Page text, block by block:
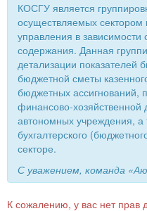
КОСГУ является
осуществляемых сектором
управления в зависимости
содержания. Данная
детализации показателей
бюджетной сметы
бюджетных ассигнований,
финансово-хозяйственной
автономных учреждения, а
бухгалтерского
секторе.
С уважением, команда
К сожалению, у вас нет прав